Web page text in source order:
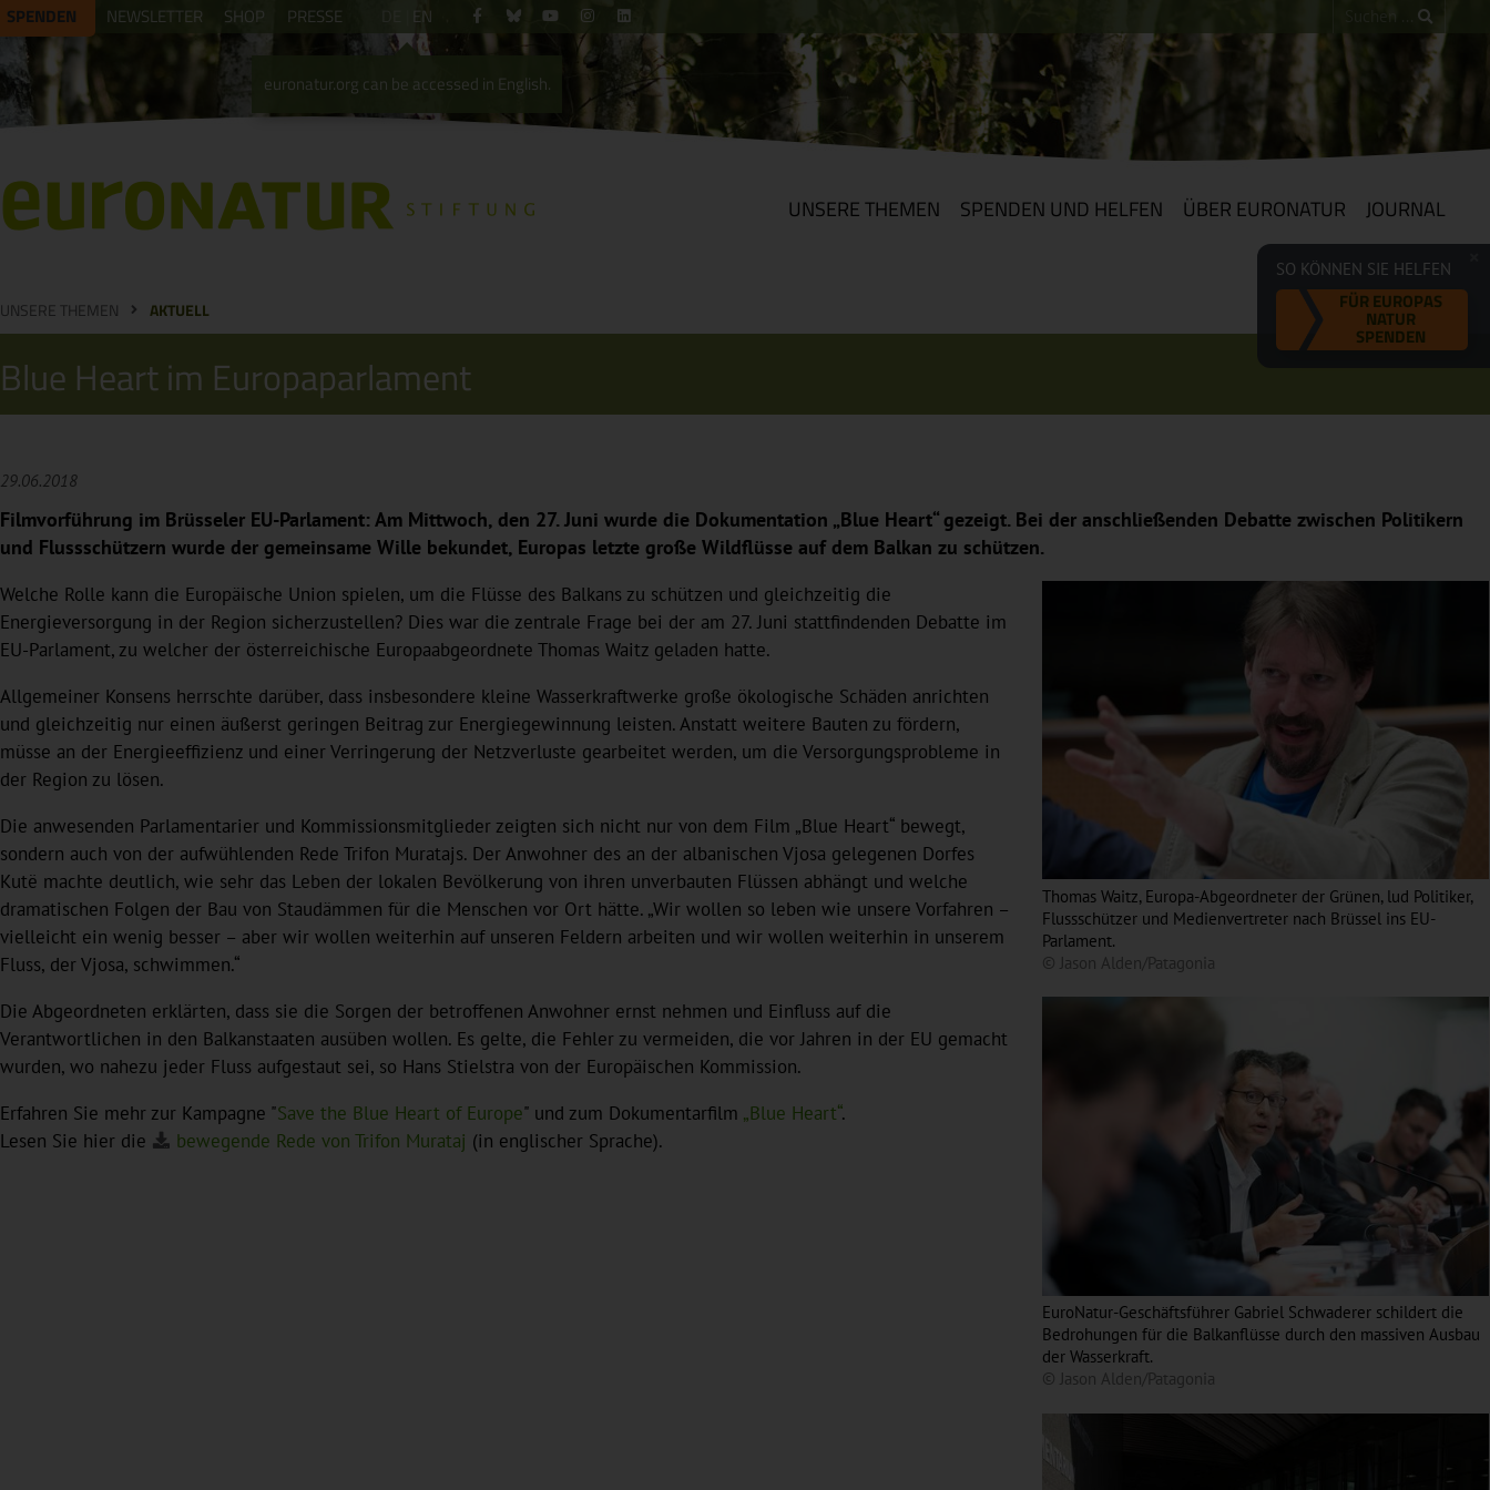
SPENDEN NEWSLETTER SHOP PRESSE
euronatur.org can be accessed in English.
EN
UNSERE THEMEN SPENDEN UND HELFEN ÜBER EURONATUR JOURNAL
SO KÖNNEN SIE HELFEN
FÜR EUROPAS
NATUR
SPENDEN
UNSERE THEMEN AKTUELL
Blue Heart im Europaparlament
29.06.2018
Filmvorführung im Brüsseler EU-Parlament: Am Mittwoch, den 27. Juni wurde die Dokumentation „Blue Heart“ gezeigt. Bei der anschließenden Debatte zwischen Politikern
und Flussschützern wurde der gemeinsame Wille bekundet, Europas letzte große Wildflüsse auf dem Balkan zu schützen.
Thomas Waitz, Europa-Abgeordneter der Grünen, lud Politiker,
Flussschützer und Medienvertreter nach Brüssel ins EU-
Parlament.
© Jason Alden/Patagonia
EuroNatur-Geschäftsführer Gabriel Schwaderer schildert die
Bedrohungen für die Balkanflüsse durch den massiven Ausbau
der Wasserkraft.
© Jason Alden/Patagonia
Welche Rolle kann die Europäische Union spielen, um die Flüsse des Balkans zu schützen und gleichzeitig die
Energieversorgung in der Region sicherzustellen? Dies war die zentrale Frage bei der am 27. Juni stattfindenden Debatte im
EU-Parlament, zu welcher der österreichische Europaabgeordnete Thomas Waitz geladen hatte.
Allgemeiner Konsens herrschte darüber, dass insbesondere kleine Wasserkraftwerke große ökologische Schäden anrichten
und gleichzeitig nur einen äußerst geringen Beitrag zur Energiegewinnung leisten. Anstatt weitere Bauten zu fördern,
müsse an der Energieeffizienz und einer Verringerung der Netzverluste gearbeitet werden, um die Versorgungsprobleme in
der Region zu lösen.
Die anwesenden Parlamentarier und Kommissionsmitglieder zeigten sich nicht nur von dem Film „Blue Heart“ bewegt,
sondern auch von der aufwühlenden Rede Trifon Muratajs. Der Anwohner des an der albanischen Vjosa gelegenen Dorfes
Kutë machte deutlich, wie sehr das Leben der lokalen Bevölkerung von ihren unverbauten Flüssen abhängt und welche
dramatischen Folgen der Bau von Staudämmen für die Menschen vor Ort hätte. „Wir wollen so leben wie unsere Vorfahren –
vielleicht ein wenig besser – aber wir wollen weiterhin auf unseren Feldern arbeiten und wir wollen weiterhin in unserem
Fluss, der Vjosa, schwimmen.“
Die Abgeordneten erklärten, dass sie die Sorgen der betroffenen Anwohner ernst nehmen und Einfluss auf die
Verantwortlichen in den Balkanstaaten ausüben wollen. Es gelte, die Fehler zu vermeiden, die vor Jahren in der EU gemacht
wurden, wo nahezu jeder Fluss aufgestaut sei, so Hans Stielstra von der Europäischen Kommission.
Erfahren Sie mehr zur Kampagne "Save the Blue Heart of Europe" und zum Dokumentarfilm „Blue Heart“.
Lesen Sie hier die
bewegende Rede von Trifon Murataj (in englischer Sprache).